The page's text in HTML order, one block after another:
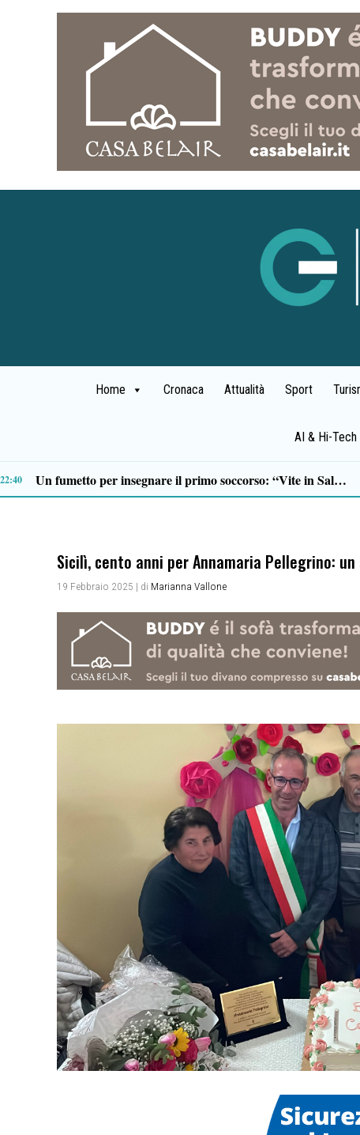
Home Cronaca Attualità Sport
AI & Hi-Tech
Scario, Sorrentino: «Barche troppo vicine alla costa della Molara, più controlli» 19:18
Sicilì, cento anni per Annamaria Pellegrino:
19 Febbraio 2025 | di Marianna Vallone